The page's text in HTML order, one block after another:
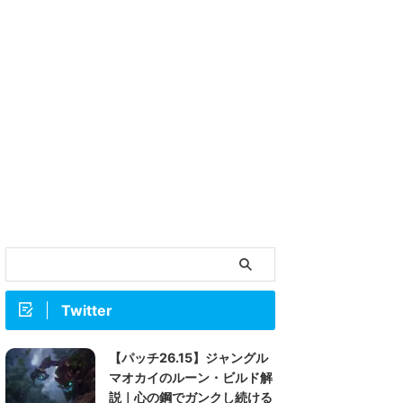
Twitter
【パッチ26.15】ジャングル
マオカイのルーン・ビルド解
説｜心の鋼でガンクし続ける